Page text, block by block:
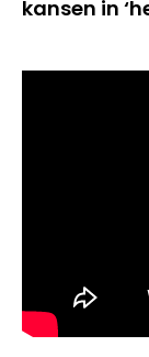
kansen in